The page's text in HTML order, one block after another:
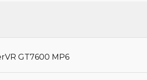
GT7600 MP6